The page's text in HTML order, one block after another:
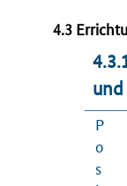
4.3
P
o
s